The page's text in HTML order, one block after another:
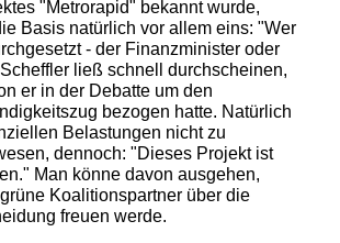
"Metrorapid" bekannt wurde,
Basis natürlich vor allem eins: "Wer
- der Finanzminister oder
ließ schnell durchscheinen,
er in der Debatte um den
bezogen hatte. Natürlich
Belastungen nicht zu
dennoch: "Dieses Projekt ist
Man könne davon ausgehen,
Koalitionspartner über die
freuen werde.